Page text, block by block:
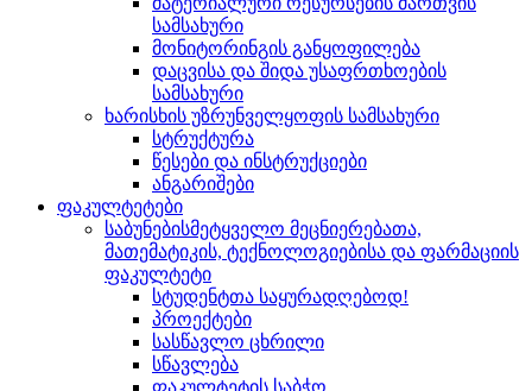
სამსახური
მონიტორინგის განყოფილება
დაცვისა და შიდა უსაფრთხოების
სამსახური
ხარისხის უზრუნველყოფის სამსახური
სტრუქტურა
წესები და ინსტრუქციები
ანგარიშები
ფაკულტეტები
საბუნებისმეტყველო მეცნიერებათა,
მათემატიკის, ტექნოლოგიებისა და ფარმაციის
ფაკულტეტი
სტუდენტთა საყურადღებოდ!
პროექტები
სასწავლო ცხრილი
სწავლება
ფაკულტეტის საბჭო